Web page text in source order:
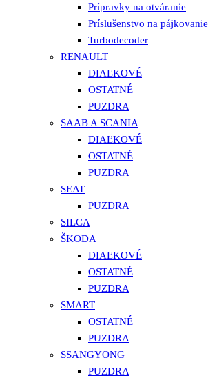
Prípravky na otváranie
Príslušenstvo na pájkovanie
Turbodecoder
RENAULT
DIAĽKOVÉ
OSTATNÉ
PUZDRA
SAAB A SCANIA
DIAĽKOVÉ
OSTATNÉ
PUZDRA
SEAT
PUZDRA
SILCA
ŠKODA
DIAĽKOVÉ
OSTATNÉ
PUZDRA
SMART
OSTATNÉ
PUZDRA
SSANGYONG
PUZDRA